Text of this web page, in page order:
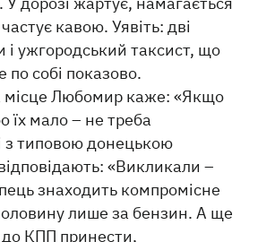
кавою. Уявіть: дві
і ужгородський таксист, що
по собі показово.
Любомир каже: «Якщо
їх мало – не треба
з типовою донецькою
«Викликали –
знаходить компромісне
лише за бензин. А ще
до КПП принести,